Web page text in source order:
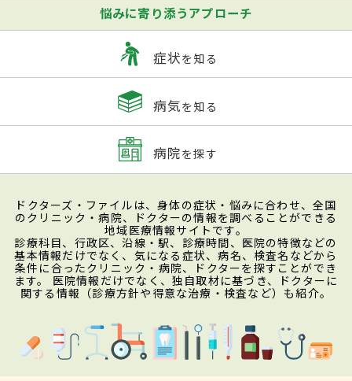
悩みに寄り添うアプローチ
症状を知る
病気を知る
病院を探す
ドクターズ・ファイルは、身体の症状・悩みに合わせ、全国
のクリニック・病院、ドクターの情報を調べることができる
地域医療情報サイトです。
診療科目、行政区、沿線・駅、診療時間、医院の特徴などの
基本情報だけでなく、気になる症状、病名、検査名などから
条件に合ったクリニック・病院、ドクターを探すことができ
ます。 医院情報だけでなく、独自取材に基づき、ドクターに
関する情報（診療方針や得意な治療・検査など）も紹介。